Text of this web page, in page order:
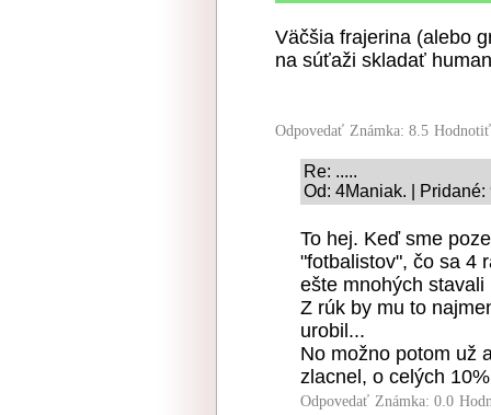
Väčšia frajerina (alebo
na súťaži skladať
Odpovedať Známka: 8.5
Re: .....
Od: 4Maniak. |
To hej. Keď sme
"fotbalistov", čo sa 4
ešte mnohých
Z rúk by mu to
urobil...
No možno potom už
zlacnel, o celých
Odpovedať Známka: 0.0